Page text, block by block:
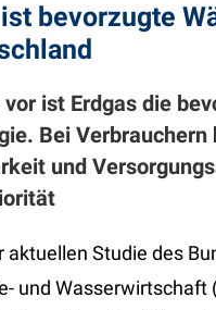
bevorzugte
vor ist Erdgas die
Bei Verbrauchern
und
aktuellen Studie des
und Wasserwirtschaft